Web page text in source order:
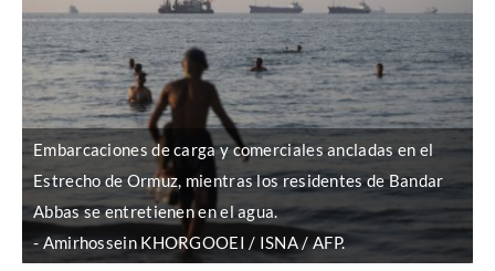
Embarcaciones de carga y comerciales ancladas en el
Estrecho de Ormuz, mientras los residentes de Bandar
Abbas se entretienen en el agua.
Amirhossein KHORGOOEI / ISNA / AFP.